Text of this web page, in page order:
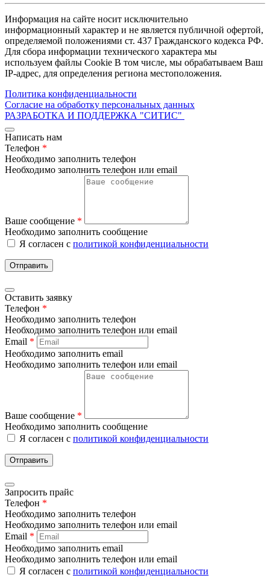
Информация на сайте носит исключительно
информационный характер и не является публичной офертой,
определяемой положениями ст. 437 Гражданского кодекса РФ.
Для сбора информации технического характера мы
используем файлы Cookie В том числе, мы обрабатываем Ваш
IP-адрес, для определения региона местоположения.
Политика конфиденциальности
Согласие на обработку персональных данных
РАЗРАБОТКА И ПОДДЕРЖКА "СИТИС"
Написать нам
Телефон *
Необходимо заполнить телефон
Необходимо заполнить телефон или email
Ваше сообщение *
Необходимо заполнить сообщение
Я согласен с политикой конфиденциальности
Отправить
Оставить заявку
Телефон *
Необходимо заполнить телефон
Необходимо заполнить телефон или email
Email *
Необходимо заполнить email
Необходимо заполнить телефон или email
Ваше сообщение *
Необходимо заполнить сообщение
Я согласен с политикой конфиденциальности
Отправить
Запросить прайс
Телефон *
Необходимо заполнить телефон
Необходимо заполнить телефон или email
Email *
Необходимо заполнить email
Необходимо заполнить телефон или email
Я согласен с политикой конфиденциальности